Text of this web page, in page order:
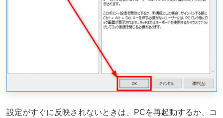
設定がすぐに反映されないときは、PCを再起動するか、コ